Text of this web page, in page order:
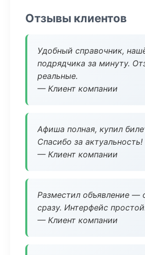
Отзывы клиентов
Удобный справочник,
подрядчика за минуту.
реальные.
— Клиент компании
Афиша полная, купил
Спасибо за актуальность!
— Клиент компании
Разместил объявление —
сразу. Интерфейс
— Клиент компании